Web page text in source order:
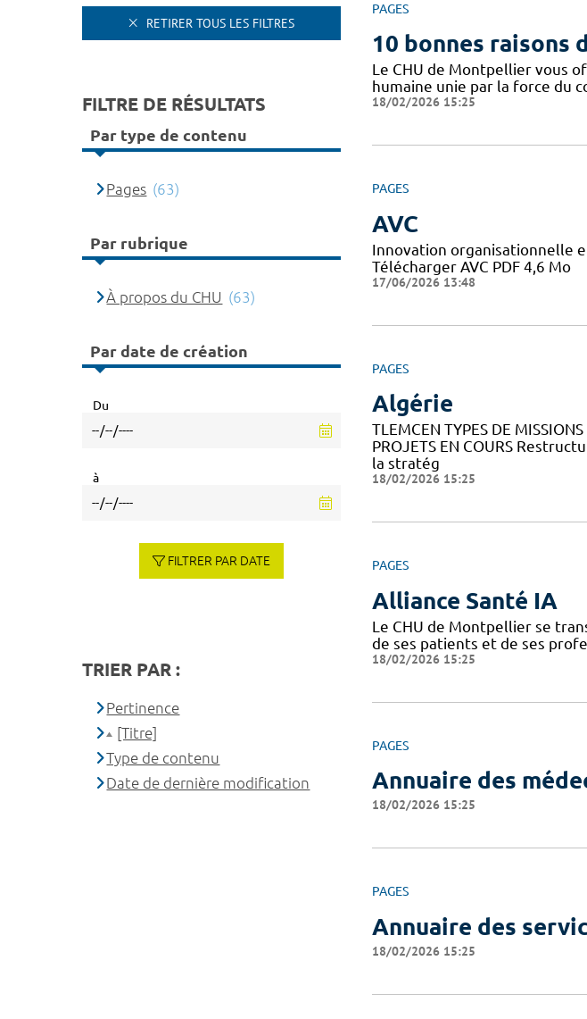
PAGES
10 bonnes raisons
Le CHU de Montpellier vous
humaine unie par la force du
18/02/2026 15:25
PAGES
AVC
Innovation organisationnelle
Télécharger AVC PDF 4,6 Mo
17/06/2026 13:48
PAGES
Algérie
TLEMCEN TYPES DE
PROJETS EN COURS
la stratég
18/02/2026 15:25
PAGES
Alliance Santé IA
Le CHU de Montpellier se
de ses patients et de ses
18/02/2026 15:25
PAGES
Annuaire des
18/02/2026 15:25
PAGES
Annuaire des
18/02/2026 15:25
RETIRER TOUS LES FILTRES
FILTRE DE RÉSULTATS
Par type de contenu
Pages (63)
Par rubrique
À propos du CHU (63)
Par date de création
Du
à
FILTRER PAR DATE
TRIER PAR :
Pertinence
[Titre]
Type de contenu
Date de dernière modification